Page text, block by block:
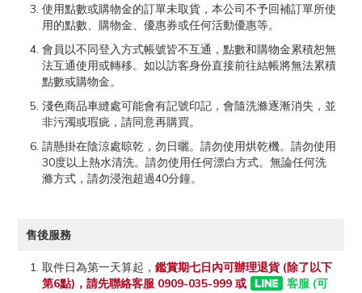
使用點數或購物金的訂單未取貨，本公司不予回補訂單所使
用的點數、購物金、優惠券或任何活動優惠等。
會員以不同登入方式帳號皆不互通，點數和購物金累積恕無
法互通使用或轉移。如以訪客身份直接前往結帳將無法累積
點數或購物金。
淺色商品車縫處可能會有記號印記，會隨洗滌逐漸消失，並
非污濁或瑕疵，請同意再購買。
請懸掛在陰涼處晾乾，勿日曬。請勿使用烘乾機。請勿使用
30度以上熱水清洗。請勿使用任何漂白方式。無論任何洗
滌方式，請勿浸泡超過40分鐘。
售後服務
取件日為第一天算起， 鑑賞期七日內可辦理退貨 (除了以下
第6點)，請先聯絡客服 0909-035-999 或
客服 (可